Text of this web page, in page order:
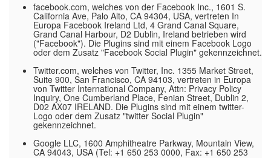
facebook.com, welches von der Facebook Inc., 1601 S.
California Ave, Palo Alto, CA 94304, USA, vertreten In
Europa Facebook Ireland Ltd, 4 Grand Canal Square,
Grand Canal Harbour, D2 Dublin, Ireland betrieben wird
("Facebook"). Die Plugins sind mit einem Facebook Logo
oder dem Zusatz "Facebook Social Plugin" gekennzeichnet.
Twitter.com, welches von Twitter, Inc. 1355 Market Street,
Suite 900, San Francisco, CA 94103, vertreten in Europa
von Twitter International Company, Attn: Privacy Policy
Inquiry, One Cumberland Place, Fenian Street, Dublin 2,
D02 AX07 IRELAND. Die Plugins sind mit einem twitter-
Logo oder dem Zusatz "twitter Social Plugin"
gekennzeichnet.
Google LLC, 1600 Amphitheatre Parkway, Mountain View,
CA 94043, USA (Tel: +1 650 253 0000, Fax: +1 650 253